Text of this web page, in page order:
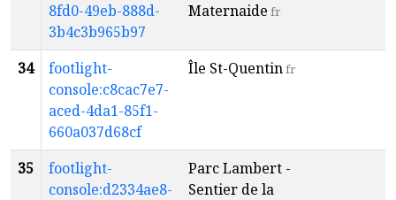
8fd0-49eb-888d-
3b4c3b965b97
Maternaide fr
34
footlight-
console:c8cac7e7-
aced-4da1-85f1-
660a037d68cf
Île St-Quentinfr
35
footlight-
console:d2334ae8-
Parc Lambert -
Sentier de la